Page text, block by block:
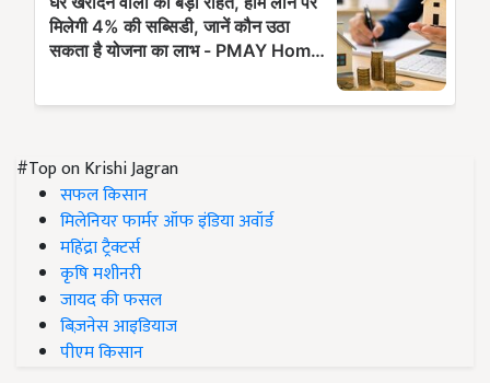
#Top on Krishi Jagran
सफल किसान
मिलेनियर फार्मर ऑफ इंडिया अवॉर्ड
महिंद्रा ट्रैक्टर्स
कृषि मशीनरी
जायद की फसल
बिज़नेस आइडियाज
पीएम किसान